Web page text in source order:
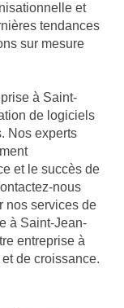
et
tendances
sur mesure
à Saint-
de logiciels
Nos experts
et le succès de
nous
nos services de
à Saint-Jean-
entreprise à
de croissance.